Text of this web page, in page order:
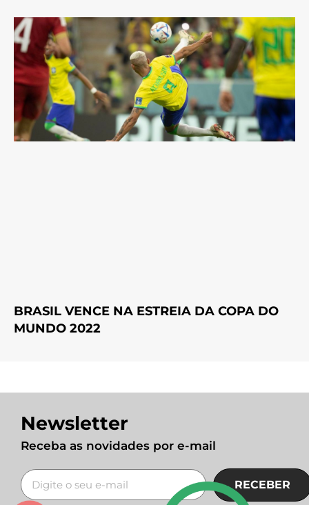
BRASIL VENCE NA ESTREIA DA COPA DO
MUNDO 2022
Newsletter
Receba as novidades por e-mail
RECEBER